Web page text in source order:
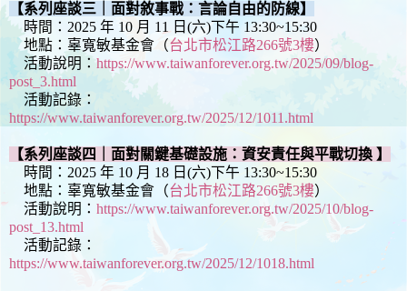
【系列座談三｜面對敘事戰：言論自由的防線】
時間：2025 年 10 月 11 日(六)下午 13:30~15:30
地點：辜寬敏基金會（台北市松江路266號3樓）
活動說明： https://www.taiwanforever.org.tw/2025/09/blog-
post_3.html
活動記錄：
https://www.taiwanforever.org.tw/2025/12/1011.html
【系列座談四｜面對關鍵基礎設施：資安責任與平戰切換 】
時間：2025 年 10 月 18 日(六)下午 13:30~15:30
地點：辜寬敏基金會（台北市松江路266號3樓）
活動說明： https://www.taiwanforever.org.tw/2025/10/blog-
post_13.html
活動記錄：
https://www.taiwanforever.org.tw/2025/12/1018.html